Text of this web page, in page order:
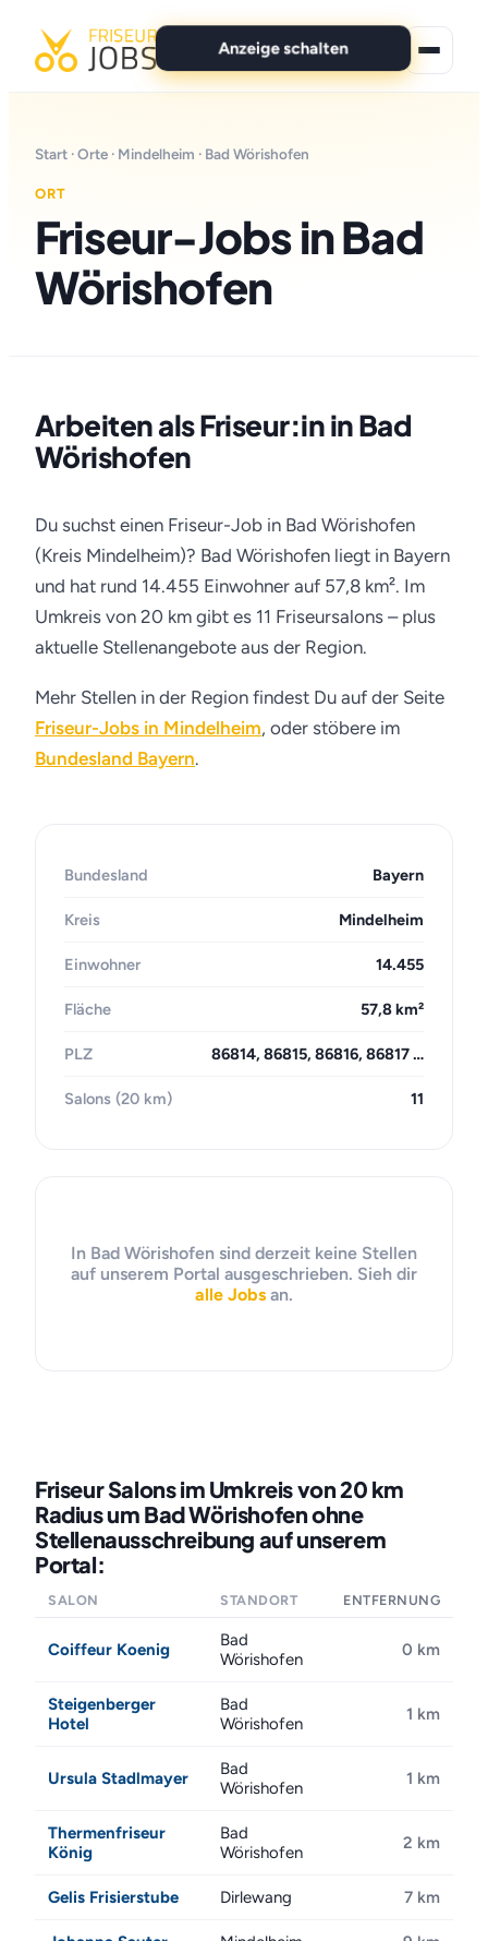
Anzeige schalten
Für Bewerber
Marken
Start ·Orte · Mindelheim · Bad Wörishofen
ORT
Friseur-Jobs in Bad
Wörishofen
Arbeiten als Friseur:in in Bad
Wörishofen
Du suchst einen Friseur-Job in Bad Wörishofen
(Kreis Mindelheim)? Bad Wörishofen liegt in Bayern
und hat rund 14.455 Einwohner auf 57,8 km². Im
Umkreis von 20 km gibt es 11 Friseursalons – plus
aktuelle Stellenangebote aus der Region.
Mehr Stellen in der Region findest Du auf der Seite
Friseur-Jobs in Mindelheim, oder stöbere im
Bundesland Bayern.
Bundesland Bayern
Kreis Mindelheim
Einwohner 14.455
Fläche 57,8 km²
PLZ 86814, 86815, 86816, 86817 …
Salons (20 km) 11
In Bad Wörishofen sind derzeit keine Stellen
auf unserem Portal ausgeschrieben. Sieh dir
alle Jobs an.
Friseur Salons im Umkreis von 20 km
Radius um Bad Wörishofen ohne
Stellenausschreibung auf unserem
Portal:
SALON STANDORT ENTFERNUNG
Coiffeur Koenig
Bad
Wörishofen
0 km
Steigenberger
Hotel
Bad
Wörishofen
1 km
Ursula Stadlmayer
Bad
Wörishofen
1 km
Thermenfriseur
König
Bad
Wörishofen
2 km
Gelis Frisierstube Dirlewang 7 km